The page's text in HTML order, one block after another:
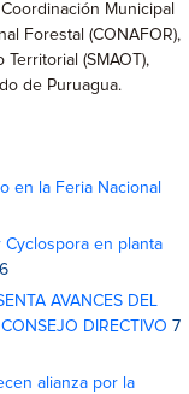
Municipal
Forestal (CONAFOR),
(SMAOT),
de Puruagua.
en la Feria Nacional
en planta
AVANCES DEL
DIRECTIVO 7
alianza por la